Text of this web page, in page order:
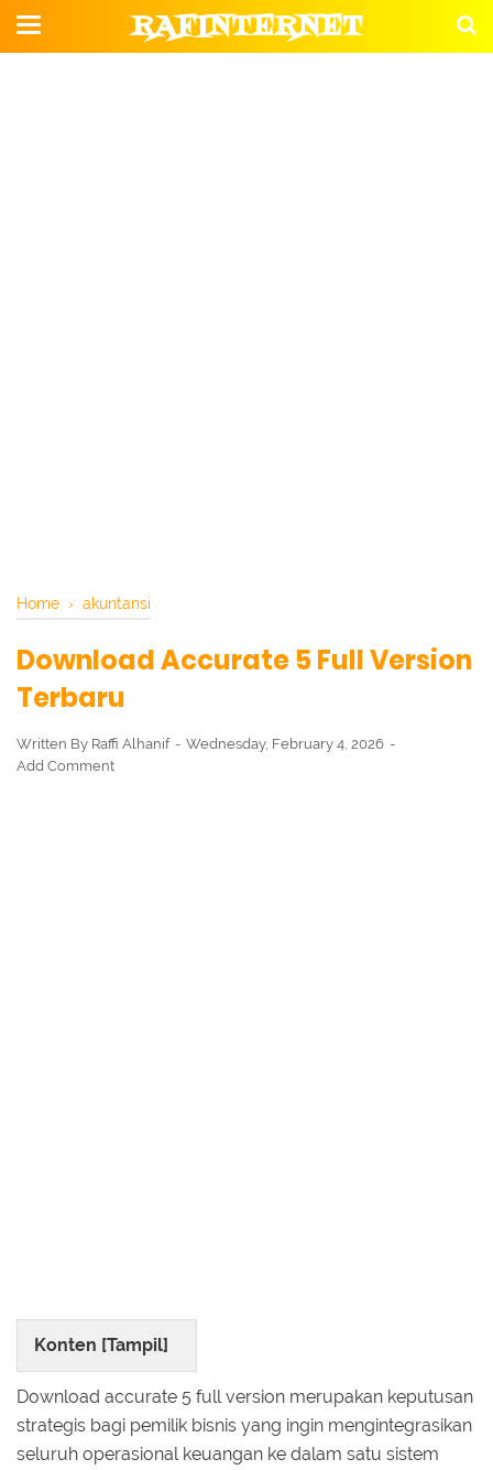
RAFINTERNET
Home › akuntansi
Download Accurate 5 Full Version
Terbaru
Written By Raffi Alhanif
Wednesday, February 4, 2026
Add Comment
Konten [Tampil]
Download accurate 5 full version merupakan keputusan
strategis bagi pemilik bisnis yang ingin mengintegrasikan
seluruh operasional keuangan ke dalam satu sistem